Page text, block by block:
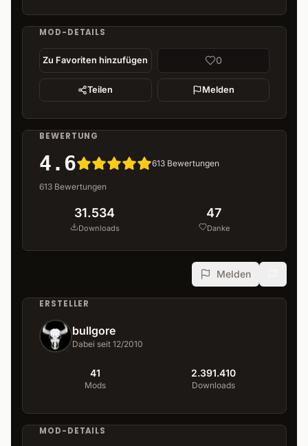
MOD-DETAILS
Zu Favoriten hinzufügen 0
Teilen Melden
BEWERTUNG
4.6 613 Bewertungen
613 Bewertungen
31.534
Downloads
47
Danke
Melden
ERSTELLER
bullgore
Dabei seit 12/2010
41
Mods
2.391.410
Downloads
MOD-DETAILS